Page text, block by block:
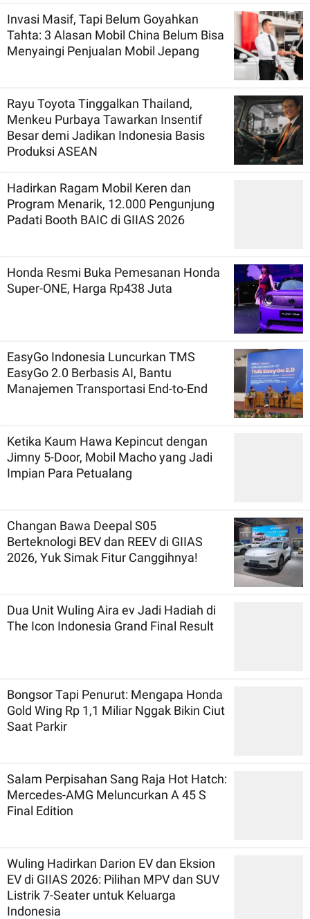
Invasi Masif, Tapi Belum Goyahkan
Tahta: 3 Alasan Mobil China Belum Bisa
Menyaingi Penjualan Mobil Jepang
Rayu Toyota Tinggalkan Thailand,
Menkeu Purbaya Tawarkan Insentif
Besar demi Jadikan Indonesia Basis
Produksi ASEAN
Hadirkan Ragam Mobil Keren dan
Program Menarik, 12.000 Pengunjung
Padati Booth BAIC di GIIAS 2026
Honda Resmi Buka Pemesanan Honda
Super-ONE, Harga Rp438 Juta
EasyGo Indonesia Luncurkan TMS
EasyGo 2.0 Berbasis AI, Bantu
Manajemen Transportasi End-to-End
Ketika Kaum Hawa Kepincut dengan
Jimny 5-Door, Mobil Macho yang Jadi
Impian Para Petualang
Changan Bawa Deepal S05
Berteknologi BEV dan REEV di GIIAS
2026, Yuk Simak Fitur Canggihnya!
Dua Unit Wuling Aira ev Jadi Hadiah di
The Icon Indonesia Grand Final Result
Bongsor Tapi Penurut: Mengapa Honda
Gold Wing Rp 1,1 Miliar Nggak Bikin Ciut
Saat Parkir
Salam Perpisahan Sang Raja Hot Hatch:
Mercedes-AMG Meluncurkan A 45 S
Final Edition
Wuling Hadirkan Darion EV dan Eksion
EV di GIIAS 2026: Pilihan MPV dan SUV
Listrik 7-Seater untuk Keluarga
Indonesia